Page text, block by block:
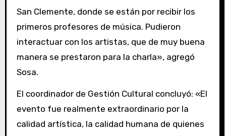
San Clemente, donde se están por recibir los
primeros profesores de música. Pudieron
interactuar con los artistas, que de muy buena
manera se prestaron para la charla», agregó
Sosa.
El coordinador de Gestión Cultural concluyó: «El
evento fue realmente extraordinario por la
calidad artística, la calidad humana de quienes